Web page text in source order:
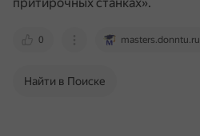
0 masters.donntu.ru
Найти в Поиске